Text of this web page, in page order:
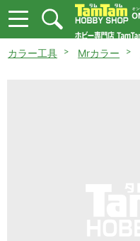
カラー工具 Mrカラー